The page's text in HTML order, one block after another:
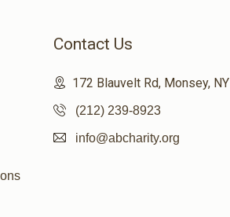
Contact Us
172 Blauvelt Rd, Monsey, NY
(212) 239-8923
info@abcharity.org